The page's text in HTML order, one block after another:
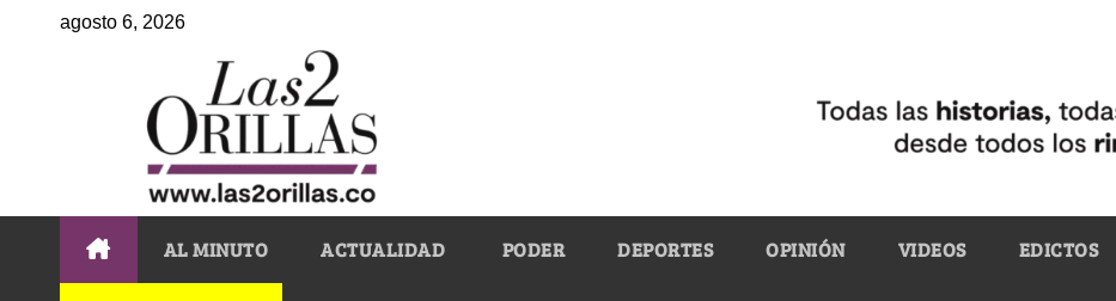
agosto 6, 2026
AL MINUTO ACTUALIDAD PODER DEPORTES OPINIÓN VIDEOS EDICTOS